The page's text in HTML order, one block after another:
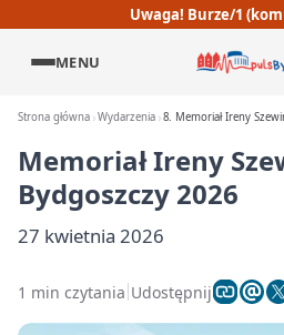
Uwaga! Burze/1
MENU
Strona główna Wydarzenia 8. Memoriał Ireny
Memoriał Ireny
Bydgoszczy 2026
27 kwietnia 2026
1 min czytania Udostępnij